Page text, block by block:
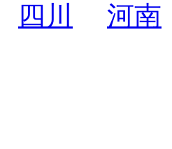
四川
河南